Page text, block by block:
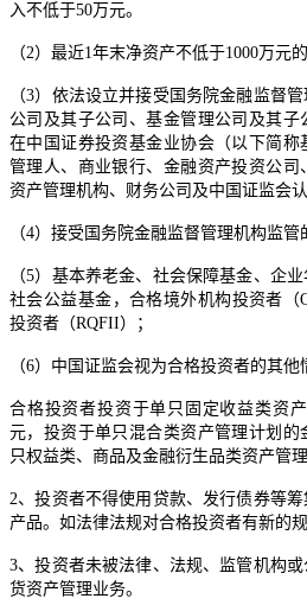
入不低于50万元。
（2）最近1年末净资产不低于1000万元
（3）依法设立并接受国务院金融监督
公司及其子公司、基金管理公司及其子
在中国证券投资基金业协会（以下简
管理人、商业银行、金融资产投资公
资产管理机构、财务公司及中国证监会认
（4）接受国务院金融监督管理机构监管
（5）基本养老金、社会保障基金、企
社会公益基金，合格境外机构投资者
投资者（RQFII）；
（6）中国证监会视为合格投资者的其他
合格投资者投资于单只固定收益类资
元，投资于单只混合类资产管理计划的
只权益类、商品及金融衍生品类资产管
2、投资者不得使用贷款、发行债券等
产品。如法律法规对合格投资者有新的
3、投资者未被法律、法规、监管机构
货资产管理业务。